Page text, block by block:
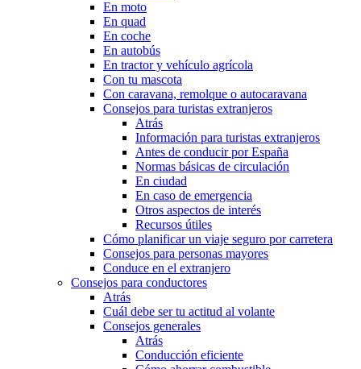
En moto
En quad
En coche
En autobús
En tractor y vehículo agrícola
Con tu mascota
Con caravana, remolque o autocaravana
Consejos para turistas extranjeros
Atrás
Información para turistas extranjeros
Antes de conducir por España
Normas básicas de circulación
En ciudad
En caso de emergencia
Otros aspectos de interés
Recursos útiles
Cómo planificar un viaje seguro por carretera
Consejos para personas mayores
Conduce en el extranjero
Consejos para conductores
Atrás
Cuál debe ser tu actitud al volante
Consejos generales
Atrás
Conducción eficiente